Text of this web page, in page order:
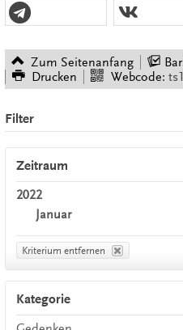
Zum Seitenanfang
Drucken
Webcode:
Filter
Zeitraum
2022
Januar
Kriterium entfernen
Kategorie